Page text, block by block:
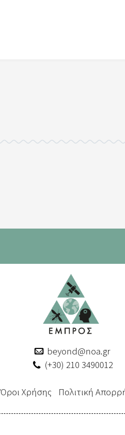
beyond@noa.gr
(+30) 210 3490012
Όροι Χρήσης Πολιτική